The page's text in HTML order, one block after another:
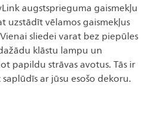
augstsprieguma gaismekļu
uzstādīt vēlamos gaismekļus
sliedei varat bez piepūles
klāstu lampu un
papildu strāvas avotus. Tās ir
ar jūsu esošo dekoru.